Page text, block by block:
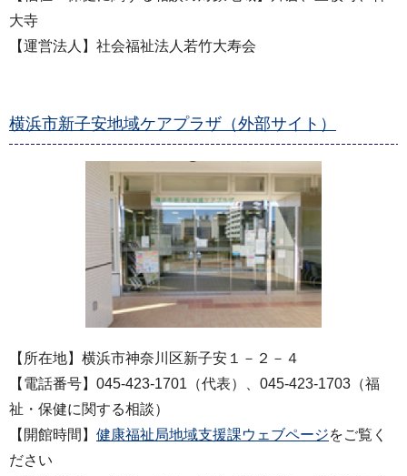
大寺
【運営法人】社会福祉法人若竹大寿会
横浜市新子安地域ケアプラザ（外部サイト）
【所在地】横浜市神奈川区新子安１－２－４
【電話番号】045-423-1701（代表）、045-423-1703（福
祉・保健に関する相談）
【開館時間】 健康福祉局地域支援課ウェブページをご覧く
ださい